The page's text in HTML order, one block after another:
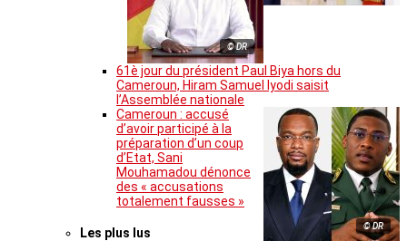
© DR
61è jour du président Paul Biya hors du
Cameroun, Hiram Samuel Iyodi saisit
l’Assemblée nationale
© DR
Cameroun : accusé
d’avoir participé à la
préparation d’un coup
d’Etat, Sani
Mouhamadou dénonce
des « accusations
totalement fausses »
Les plus lus